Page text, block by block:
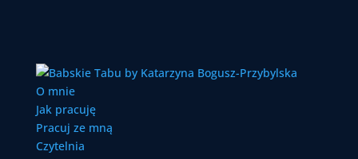
O mnie
Jak pracuję
Pracuj ze mną
Czytelnia